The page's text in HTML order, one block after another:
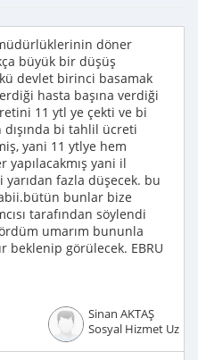
döner
büyük bir düşüş
devlet birinci basamak
hasta başına verdiği
11 ytl ye çekti ve bi
bi tahlil ücreti
yani 11 ytlye hem
yani il
fazla düşecek. bu
bunlar bize
tarafından söylendi
umarım bununla
görülecek. EBRU
Sinan AKTAŞ
Sosyal Hizmet